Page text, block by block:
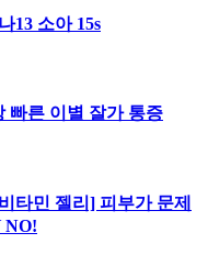
13 소아 15s
빠른 이별 잘가 통증
타민 젤리] 피부가 문제
NO!